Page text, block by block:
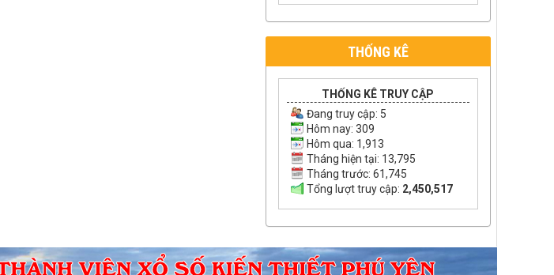
THỐNG KÊ
THỐNG KÊ TRUY CẬP
Đang truy cập: 5
Hôm nay: 309
Hôm qua: 1,913
Tháng hiện tại: 13,795
Tháng trước: 61,745
Tổng lượt truy cập: 2,450,517